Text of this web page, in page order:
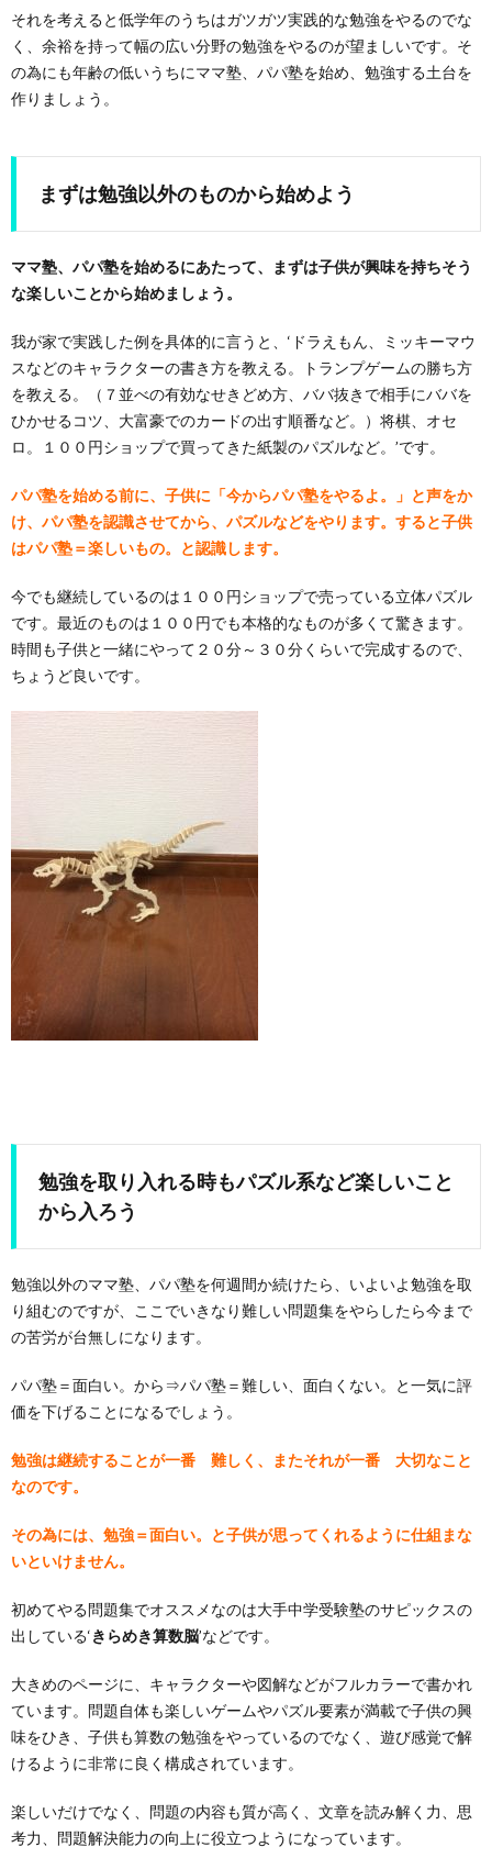
それを考えると低学年のうちはガツガツ実践的な勉強をやるのでな
く、余裕を持って幅の広い分野の勉強をやるのが望ましいです。そ
の為にも年齢の低いうちにママ塾、パパ塾を始め、勉強する土台を
作りましょう。
まずは勉強以外のものから始めよう
ママ塾、パパ塾を始めるにあたって、まずは子供が興味を持ちそう
な楽しいことから始めましょう。
我が家で実践した例を具体的に言うと、‘ドラえもん、ミッキーマウ
スなどのキャラクターの書き方を教える。トランプゲームの勝ち方
を教える。（７並べの有効なせきどめ方、ババ抜きで相手にババを
ひかせるコツ、大富豪でのカードの出す順番など。）将棋、オセ
ロ。１００円ショップで買ってきた紙製のパズルなど。’です。
パパ塾を始める前に、子供に「今からパパ塾をやるよ。」と声をか
け、パパ塾を認識させてから、パズルなどをやります。すると子供
はパパ塾＝楽しいもの。と認識します。
今でも継続しているのは１００円ショップで売っている立体パズル
です。最近のものは１００円でも本格的なものが多くて驚きます。
時間も子供と一緒にやって２０分～３０分くらいで完成するので、
ちょうど良いです。
勉強を取り入れる時もパズル系など楽しいこと
から入ろう
勉強以外のママ塾、パパ塾を何週間か続けたら、いよいよ勉強を取
り組むのですが、ここでいきなり難しい問題集をやらしたら今まで
の苦労が台無しになります。
パパ塾＝面白い。から⇒パパ塾＝難しい、面白くない。と一気に評
価を下げることになるでしょう。
勉強は継続することが一番 難しく、またそれが一番 大切なこと
なのです。
その為には、勉強＝面白い。と子供が思ってくれるように仕組まな
いといけません。
初めてやる問題集でオススメなのは大手中学受験塾のサピックスの
出している‘きらめき算数脳’などです。
大きめのページに、キャラクターや図解などがフルカラーで書かれ
ています。問題自体も楽しいゲームやパズル要素が満載で子供の興
味をひき、子供も算数の勉強をやっているのでなく、遊び感覚で解
けるように非常に良く構成されています。
楽しいだけでなく、問題の内容も質が高く、文章を読み解く力、思
考力、問題解決能力の向上に役立つようになっています。